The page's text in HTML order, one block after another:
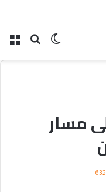
الفدرالي
بحث الوضع
مسار
632